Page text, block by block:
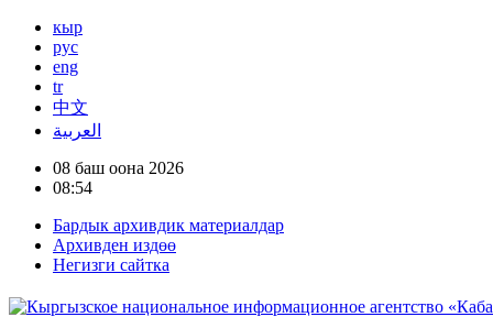
кыр
рус
eng
tr
中文
العربية
08 баш оона 2026
08:54
Бардык архивдик материалдар
Архивден издөө
Негизги сайтка